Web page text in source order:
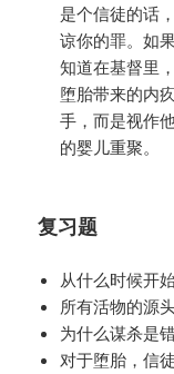
是个信徒的话
谅你的罪。如
知道在基督里
堕胎带来的内
手，而是视作
的婴儿重聚。
复习题
从什么时候开
所有活物的源
为什么谋杀是
对于堕胎，信